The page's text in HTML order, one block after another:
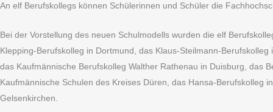
An elf Berufskollegs können Schülerinnen und Schüler die
Bei der Vorstellung des neuen Schulmodells wurden die elf
Klepping-Berufskolleg in Dortmund, das Klaus-Steilmann-
das Kaufmännische Berufskolleg Walther Rathenau in Duisburg, das
Kaufmännische Schulen des Kreises Düren, das Hansa-Berufskolleg
Gelsenkirchen.